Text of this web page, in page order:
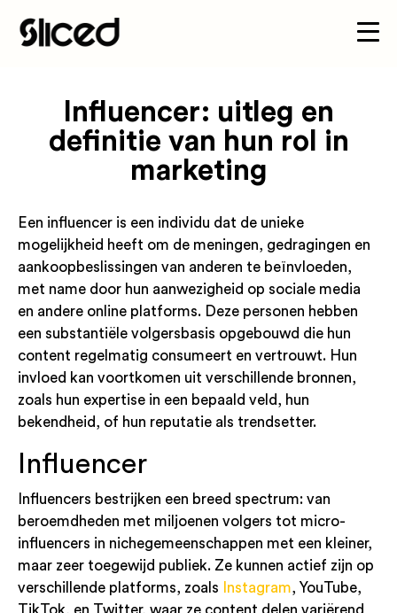
Influencer: uitleg en
definitie van hun rol in
marketing
Een influencer is een individu dat de unieke
mogelijkheid heeft om de meningen, gedragingen en
aankoopbeslissingen van anderen te beïnvloeden,
met name door hun aanwezigheid op sociale media
en andere online platforms. Deze personen hebben
een substantiële volgersbasis opgebouwd die hun
content regelmatig consumeert en vertrouwt. Hun
invloed kan voortkomen uit verschillende bronnen,
zoals hun expertise in een bepaald veld, hun
bekendheid, of hun reputatie als trendsetter.
Influencer
Influencers bestrijken een breed spectrum: van
beroemdheden met miljoenen volgers tot micro-
influencers in nichegemeenschappen met een kleiner,
maar zeer toegewijd publiek. Ze kunnen actief zijn op
verschillende platforms, zoals
Instagram, YouTube,
TikTok, en Twitter, waar ze content delen variërend